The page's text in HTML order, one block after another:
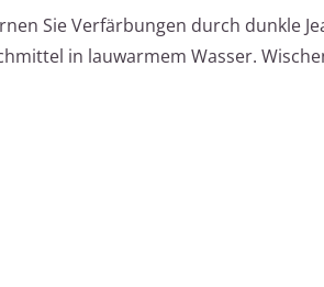
Sie Verfärbungen durch dunkle
in lauwarmem Wasser.